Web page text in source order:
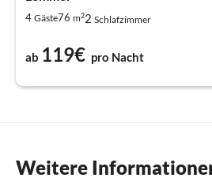
4 Gäste76 m22 Schlafzimmer
ab 119€ pro Nacht
Weitere